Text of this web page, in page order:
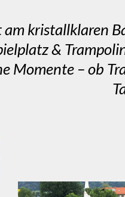
kristallklaren
&
Momente – ob